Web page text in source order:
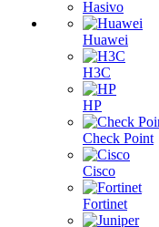
Hasivo
Huawei
H3C
HP
Check Point
Cisco
Fortinet